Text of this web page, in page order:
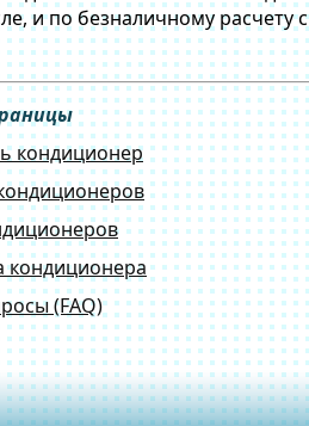
и по безналичному расчету
кондиционер
кондиционера
(FAQ)